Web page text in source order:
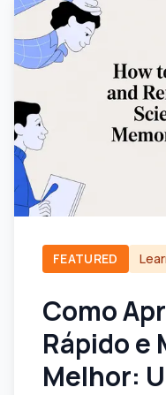
FEATURED
Como
Rápido e
Melhor: